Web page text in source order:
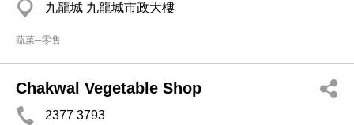
九龍城 九龍城市政大樓
蔬菜─零售
Chakwal Vegetable Shop
2377 3793